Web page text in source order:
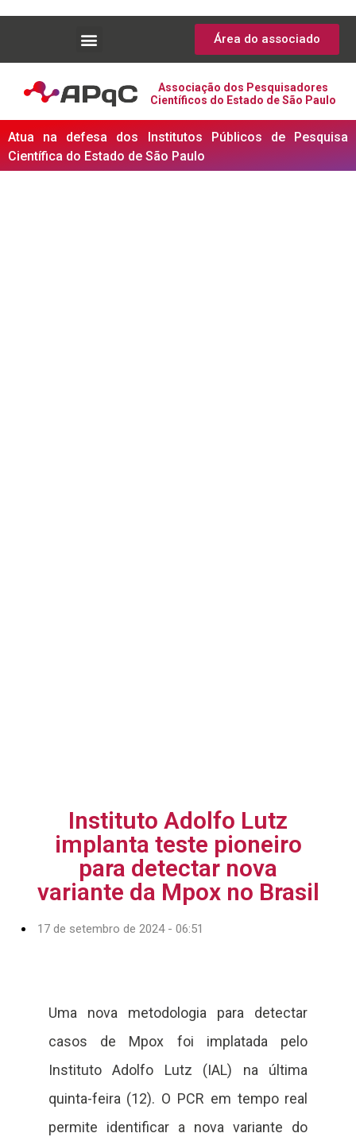
Área do associado
Associação dos Pesquisadores
Científicos do Estado de São Paulo
Atua na defesa dos Institutos Públicos de Pesquisa
Científica do Estado de São Paulo
Instituto Adolfo Lutz
implanta teste pioneiro
para detectar nova
variante da Mpox no Brasil
17 de setembro de 2024 - 06:51
Uma nova metodologia para detectar
casos de Mpox foi implatada pelo
Instituto Adolfo Lutz (IAL) na última
quinta-feira (12). O PCR em tempo real
permite identificar a nova variante do